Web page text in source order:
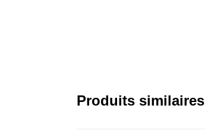
Produits similaires